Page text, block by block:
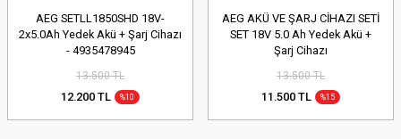
AEG SETLL1850SHD 18V-
2x5.0Ah Yedek Akü + Şarj Cihazı
- 4935478945
13.500 TL
12.200 TL %10
AEG AKÜ VE ŞARJ CİHAZI SETİ
SET 18V 5.0 Ah Yedek Akü +
Şarj Cihazı
13.500 TL
11.500 TL %15